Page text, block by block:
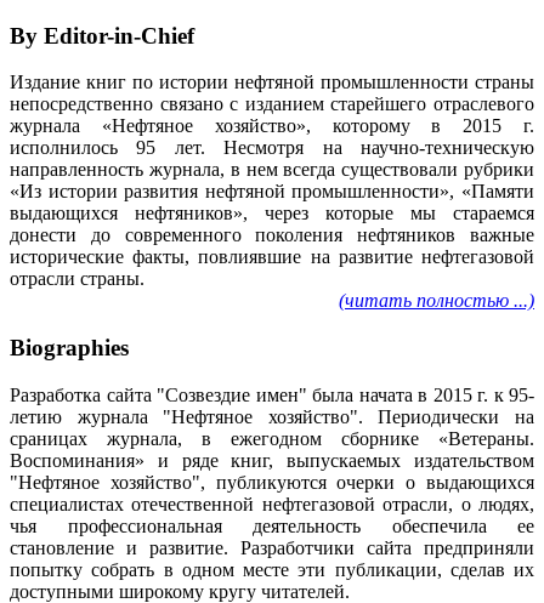
By Editor-in-Chief
Издание книг по истории нефтяной промышленности страны
непосредственно связано с изданием старейшего отраслевого
журнала «Нефтяное хозяйство», которому в 2015 г.
исполнилось 95 лет. Несмотря на научно-техническую
направленность журнала, в нем всегда существовали рубрики
«Из истории развития нефтяной промышленности», «Памяти
выдающихся нефтяников», через которые мы стараемся
донести до современного поколения нефтяников важные
исторические факты, повлиявшие на развитие нефтегазовой
отрасли страны.
(читать полностью ...)
Biographies
Разработка сайта "Созвездие имен" была начата в 2015 г. к 95-
летию журнала "Нефтяное хозяйство". Периодически на
сраницах журнала, в ежегодном сборнике «Ветераны.
Воспоминания» и ряде книг, выпускаемых издательством
"Нефтяное хозяйство", публикуются очерки о выдающихся
специалистах отечественной нефтегазовой отрасли, о людях,
чья профессиональная деятельность обеспечила ее
становление и развитие. Разработчики сайта предприняли
попытку собрать в одном месте эти публикации, сделав их
доступными широкому кругу читателей.